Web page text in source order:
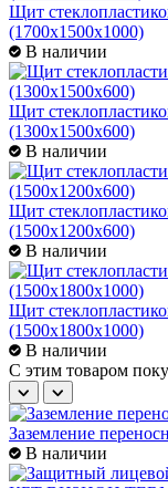
Щит
(1700х1500х1000)
В наличии
Щит
(1300х1500х600)
В наличии
Щит
(1500х1200х600)
В наличии
Щит
(1500х1800х1000)
В наличии
C этим товаром
Заземление
В наличии